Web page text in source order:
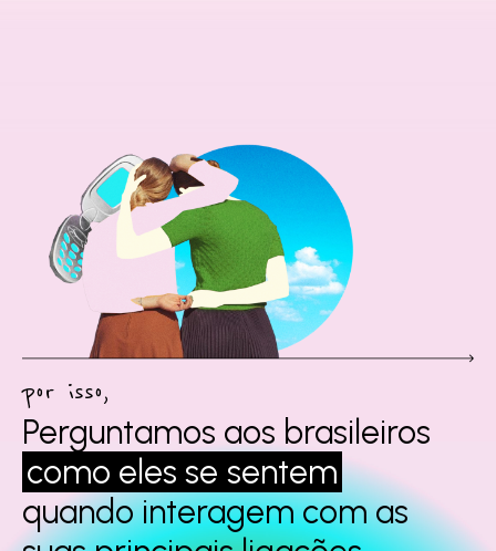
por isso,
Perguntamos aos brasileiros
como eles se sentem
quando interagemcom as